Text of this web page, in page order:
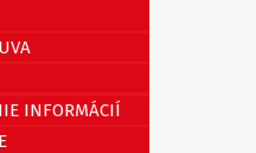
INFORMÁCIÍ